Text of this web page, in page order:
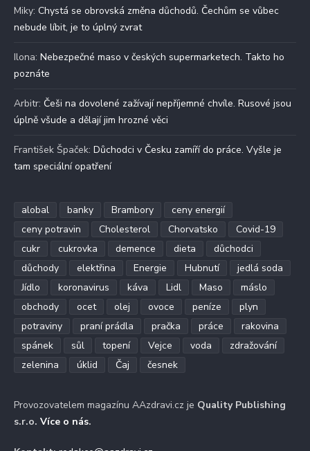
Miky: Chystá se obrovská změna důchodů. Čechům se vůbec
nebude líbit, je to úplný zvrat
Ilona: Nebezpečné maso v českých supermarketech. Takto ho
poznáte
Arbitr: Češi na dovolené zažívají nepříjemné chvíle. Rusové jsou
úplně všude a dělají jim hrozné věci
František Špaček: Důchodci v Česku zamíří do práce. Vyšle je
tam speciální opatření
alobal banky Brambory
ceny energií
ceny potravin
Cholesterol Chorvatsko
Covid-19
cukr
cukrovka demence dieta
důchodci
důchody
elektřina Energie Hubnutí
jedlá soda
Jídlo
koronavirus káva Lidl Maso
máslo
obchody
ocet olej ovoce peníze
plyn
potraviny
praní prádla pračka práce
rakovina
spánek
sůl topení Vejce voda
zdražování
zelenina
úklid Čaj česnek
Provozovatelem magazínu AAzdravi.cz je Quality Publishing
s.r.o. Více o nás.